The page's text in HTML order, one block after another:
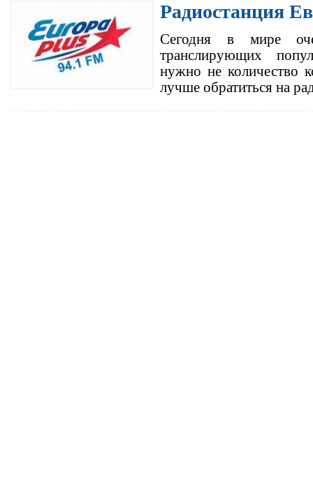
Радиостанция
Сегодня в мире
транслирующих
нужно не количество
лучше обратиться на